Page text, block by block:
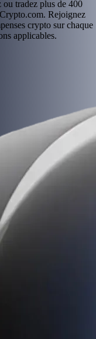
tradez plus de 400
Rejoignez
crypto sur chaque
applicables.